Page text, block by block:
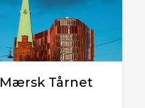
Mærsk Tårnet